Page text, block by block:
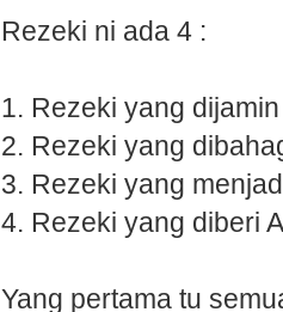
Rezeki ni ada 4 :
1. Rezeki yang
2. Rezeki yang
3. Rezeki yang
4. Rezeki yang diberi
Yang pertama tu